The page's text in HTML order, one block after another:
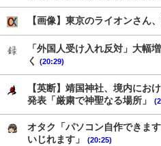
【画像】東京のライオンさん
「外国人受け入れ反対」大
く
(20:29)
【英断】靖国神社、境内にお
発表「厳粛で神聖なる場所」
オタク「パソコン自作できま
いじれます」
(20:25)